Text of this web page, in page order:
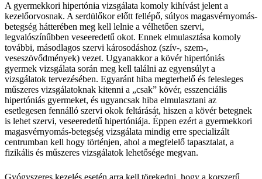
A gyermekkori hipertónia vizsgálata komoly kihívást jelent a
kezelőorvosnak. A serdülőkor előtt fellépő, súlyos magasvérnyomás-
betegség hátterében meg kell lelnie a vélhetően szervi,
legvalószínűbben veseeredetű okot. Ennek elmulasztása komoly
további, másodlagos szervi károsodáshoz (szív-, szem-,
veseszövődmények) vezet. Ugyanakkor a kövér hipertóniás
gyermek vizsgálata során meg kell találni az egyensúlyt a
vizsgálatok tervezésében. Egyaránt hiba megterhelő és felesleges
műszeres vizsgálatoknak kitenni a „csak” kövér, esszenciális
hipertóniás gyermeket, és ugyancsak hiba elmulasztani az
esetlegesen fennálló szervi okok feltárását, hiszen a kövér betegnek
is lehet szervi, veseeredetű hipertóniája. Éppen ezért a gyermekkori
magasvérnyomás-betegség vizsgálata mindig erre specializált
centrumban kell hogy történjen, ahol a megfelelő tapasztalat, a
fizikális és műszeres vizsgálatok lehetősége megvan.